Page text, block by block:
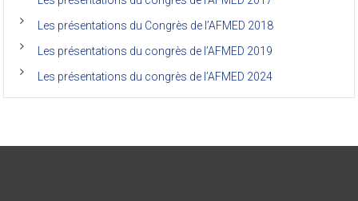
Les présentations du Congrès de l’AFMED 2018
Les présentations du congrès de l’AFMED 2019
Les présentations du congrès de l’AFMED 2024